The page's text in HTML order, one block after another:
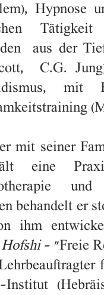
Hypnose
Tätigkeit
aus der
C.G.
mit
mit seiner
eine
behandelt er
ihm
- "Freie
Institut